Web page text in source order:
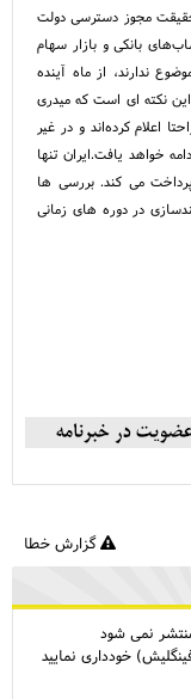
مجوز دسترسی دولت
بانکی و بازار سهام
ندارند، از ماه آینده
این نکته ای است که میدری
اعلام کرده‌اند و در غیر
خواهد یافت.ایران تنها
می کند. بررسی ها
در دوره های زمانی
گزارش خطا
نمی شود
خودداری نمایید